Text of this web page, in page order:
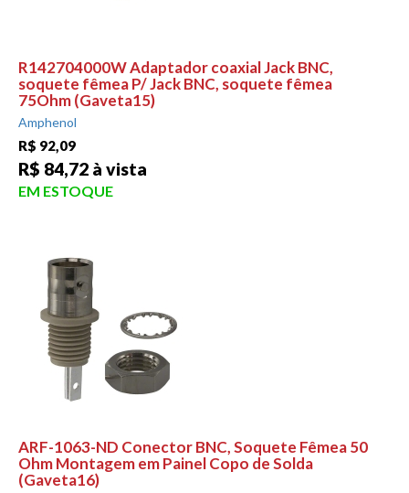
R142704000W Adaptador coaxial Jack BNC,
soquete fêmea P/ Jack BNC, soquete fêmea
75Ohm (Gaveta15)
Amphenol
R$ 92,09
R$ 84,72 à vista
EM ESTOQUE
ARF-1063-ND Conector BNC, Soquete Fêmea 50
Ohm Montagem em Painel Copo de Solda
(Gaveta16)